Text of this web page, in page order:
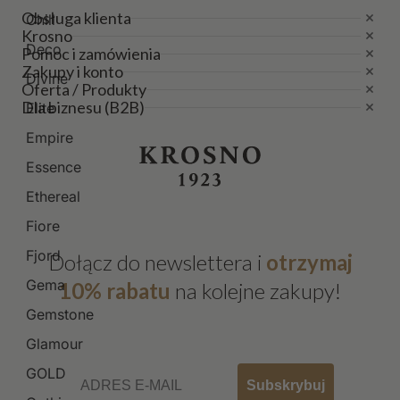
Chill
Deco
Divine
Elite
Empire
Essence
Ethereal
Fiore
Fjord
Gema
Gemstone
Glamour
GOLD
Obsługa klienta
Krosno
Pomoc i zamówienia
Zakupy i konto
Oferta / Produkty
Dla biznesu (B2B)
Dołącz do newslettera i otrzymaj
10% rabatu na kolejne zakupy!
Subskrybuj